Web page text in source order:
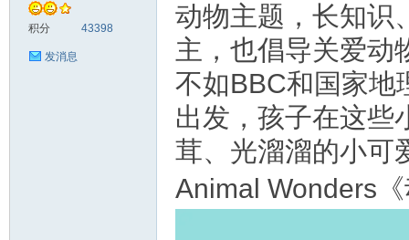
积分 43398
发消息
动物主题，长知识
主，也倡导关爱动
不如BBC和国家地
出发，孩子在这些
茸、光溜溜的小可
Animal Wonders